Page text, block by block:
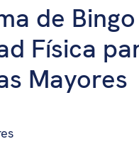
de
Física
Mayores